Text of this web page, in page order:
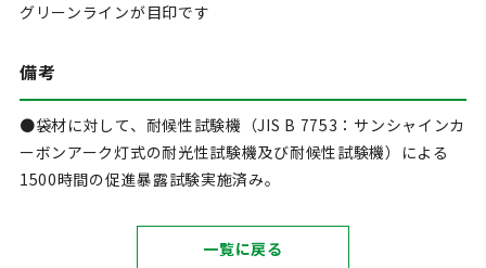
グリーンラインが目印です
備考
●袋材に対して、耐候性試験機（JIS B 7753：サンシャインカ
ーボンアーク灯式の耐光性試験機及び耐候性試験機）による
1500時間の促進暴露試験実施済み。
一覧に戻る